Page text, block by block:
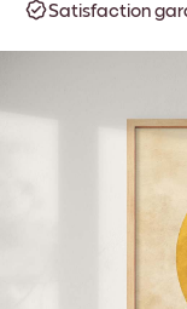
Satisfaction